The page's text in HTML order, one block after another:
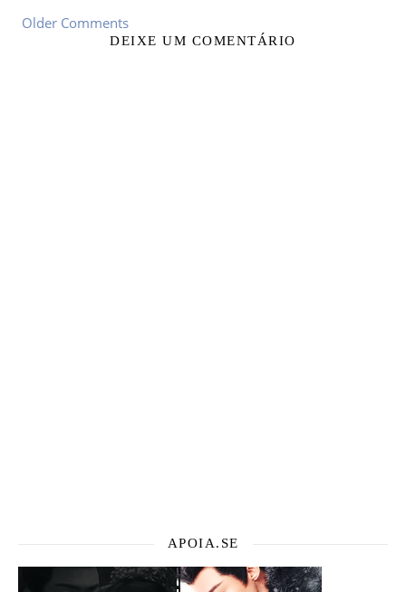
Older Comments
DEIXE UM COMENTÁRIO
APOIA.SE